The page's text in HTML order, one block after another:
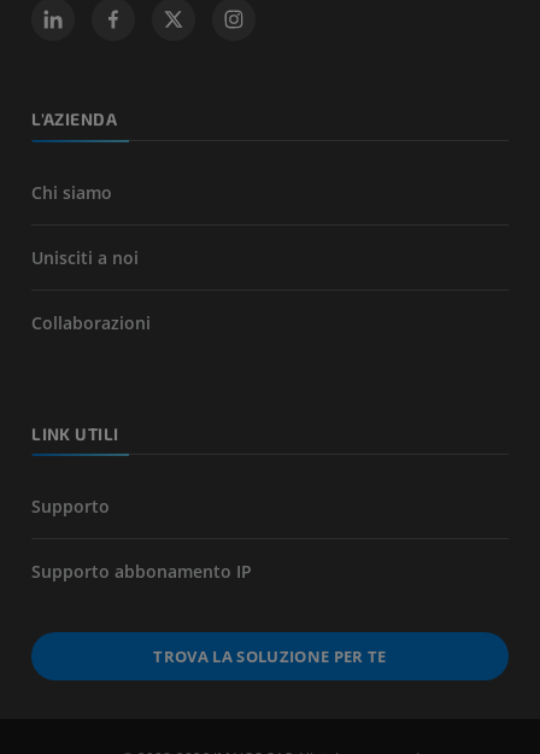
L'AZIENDA
Chi siamo
Unisciti a noi
Collaborazioni
LINK UTILI
Supporto
Supporto abbonamento IP
TROVA LA SOLUZIONE PER TE